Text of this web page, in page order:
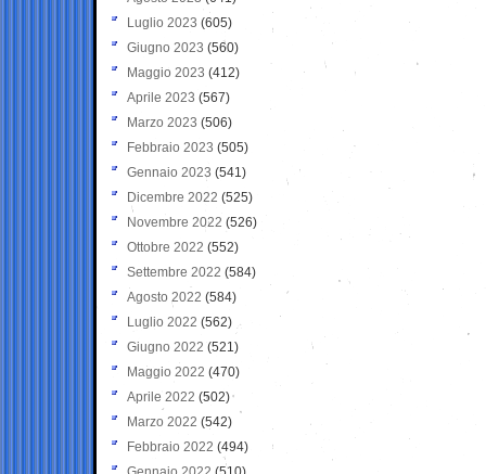
Luglio 2023 (605)
Giugno 2023 (560)
Maggio 2023 (412)
Aprile 2023 (567)
Marzo 2023 (506)
Febbraio 2023 (505)
Gennaio 2023 (541)
Dicembre 2022 (525)
Novembre 2022 (526)
Ottobre 2022 (552)
Settembre 2022 (584)
Agosto 2022 (584)
Luglio 2022 (562)
Giugno 2022 (521)
Maggio 2022 (470)
Aprile 2022 (502)
Marzo 2022 (542)
Febbraio 2022 (494)